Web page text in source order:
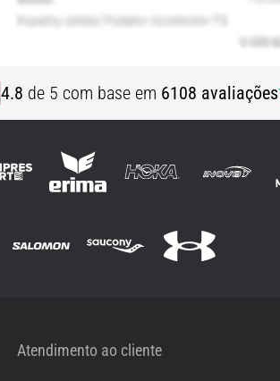
4.8 de 5 com base em 6108 avaliações
Atendimento ao cliente